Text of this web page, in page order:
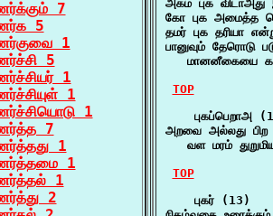
7
5
1
5
1
1
1
7
1
1
1
2
அகம் புக
கோ புக அமைத்த
தமர் புக தரியா
பானுவும் தேரொடு
மானனீகையை
TOP
புகப்பெறாஅ
அறவை அல்லது பிற
வள மரம்
TOP
    புகர் (13)